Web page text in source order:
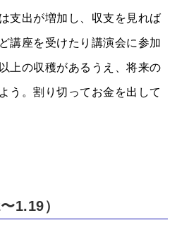
支出が増加し、収支を見れば
講座を受けたり講演会に参加
上の収穫があるうえ、将来の
う。割り切ってお金を出して
1.19）